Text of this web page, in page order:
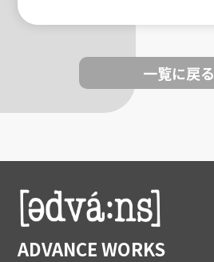
一覧に戻る
ADVANCE WORKS